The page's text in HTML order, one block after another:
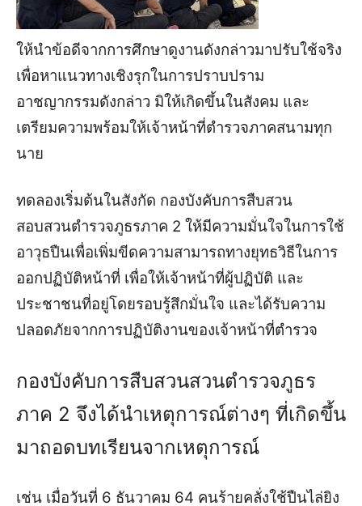
ให้นำข้อดีจากการศึกษาดูงานดังกล่าวมาปรับใช้จริง
เพื่อหาแนวทางเชิงรุกในการปราบปราม
อาชญากรรมดังกล่าว มิให้เกิดขึ้นในสังคม และ
เตรียมความพร้อมให้เจ้าหน้าที่ตำรวจภาคสนามทุก
นาย
ทดลองเริ่มต้นในสังกัด กองบังคับการสืบสวน
สอบสวนตำรวจภูธรภาค 2 ให้มีความมั่นใจในการใช้
อาวุธปืนเพื่อเพิ่มขีดความสามารถทางยุทธวิธีในการ
ออกปฏิบัติหน้าที่ เพื่อให้เจ้าหน้าที่ผู้ปฏิบัติ และ
ประชาชนที่อยู่โดยรอบรู้สึกมั่นใจ และได้รับความ
ปลอดภัยจากการปฏิบัติงานของเจ้าหน้าที่ตำรวจ
กองบังคับการสืบสวนสวนตำรวจภูธร
ภาค 2 จึงได้นำเหตุการณ์ต่างๆ ที่เกิดขึ้น
มาถอดบทเรียนจากเหตุการณ์
เช่น เมื่อวันที่ 6 ธันวาคม 64 คนร้ายคลั่งใช้ปืนไล่ยิง